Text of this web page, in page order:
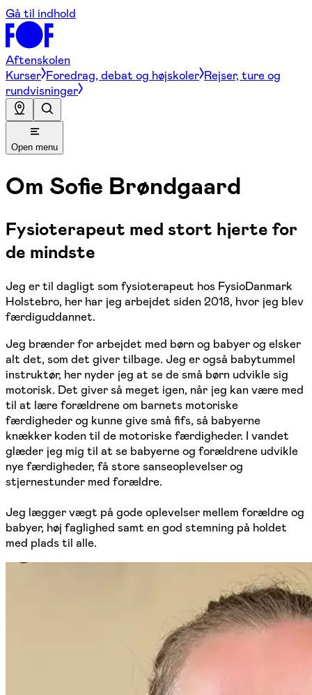
Gå til indhold
Aftenskolen
Kurser Foredrag, debat og højskoler Rejser, ture og
rundvisninger
Open menu
Om Sofie Brøndgaard
Fysioterapeut med stort hjerte for
de mindste
Jeg er til dagligt som fysioterapeut hos FysioDanmark
Holstebro, her har jeg arbejdet siden 2018, hvor jeg blev
færdiguddannet.
Jeg brænder for arbejdet med børn og babyer og elsker
alt det, som det giver tilbage. Jeg er også babytummel
instruktør, her nyder jeg at se de små børn udvikle sig
motorisk. Det giver så meget igen, når jeg kan være med
til at lære forældrene om barnets motoriske
færdigheder og kunne give små fifs, så babyerne
knækker koden til de motoriske færdigheder. I vandet
glæder jeg mig til at se babyerne og forældrene udvikle
nye færdigheder, få store sanseoplevelser og
stjernestunder med forældre.
Jeg lægger vægt på gode oplevelser mellem forældre og
babyer, høj faglighed samt en god stemning på holdet
med plads til alle.